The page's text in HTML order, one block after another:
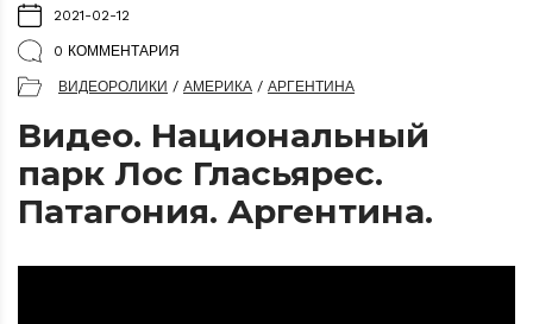
2021-02-12
0 КОММЕНТАРИЯ
ВИДЕОРОЛИКИ / АМЕРИКА / АРГЕНТИНА
Видео. Национальный
парк Лос Гласьярес.
Патагония. Аргентина.